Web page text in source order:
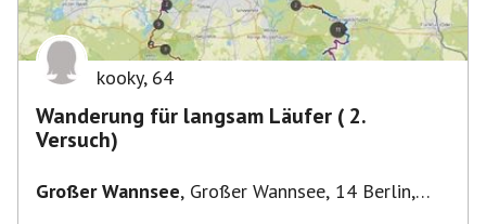
kooky, 64
Wanderung für langsam Läufer ( 2.
Versuch)
Großer Wannsee, Großer Wannsee, 14 Berlin,